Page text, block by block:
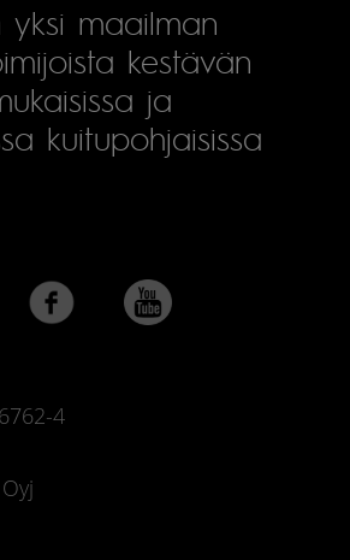
yksi maailman
kestävän
ja
kuitupohjaisissa
4